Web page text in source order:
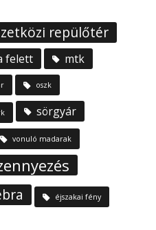
repülőtér
felett mtk
oszk
sörgyár
vonuló madarak
éjszakai fény